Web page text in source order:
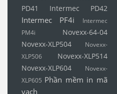
PD41
Intermec PD42
Intermec PF4i
Intermec
PM4i
Novexx-64-04
Novexx-XLP504
Novexx-
XLP506
Novexx-XLP514
Novexx-XLP604
Novexx-
XLP605 Phần mềm in mã
vạch